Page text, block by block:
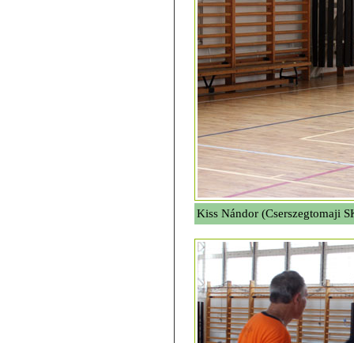
Kiss Nándor (Cserszegtomaji